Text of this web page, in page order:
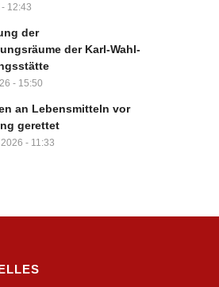
12:43
der
der Karl-Wahl-
- 15:50
an Lebensmitteln vor
gerettet
- 11:33